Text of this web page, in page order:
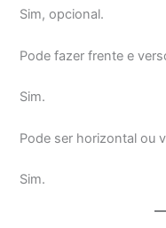
Sim, opcional.
Pode fazer frente e
Sim.
Pode ser horizontal ou
Sim.